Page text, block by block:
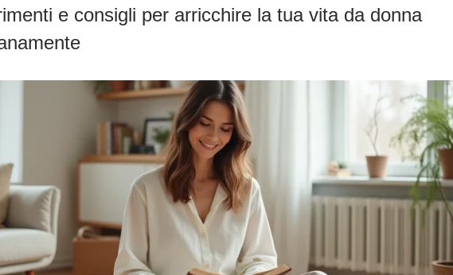
e consigli per arricchire la tua vita da donna